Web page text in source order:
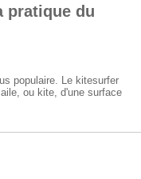
pratique du
populaire. Le kitesurfer
ou kite, d'une surface